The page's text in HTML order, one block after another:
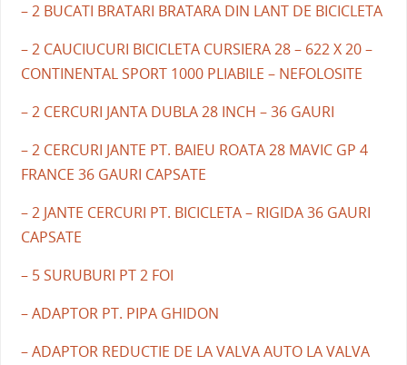
– 2 BUCATI BRATARI BRATARA DIN LANT DE BICICLETA
– 2 CAUCIUCURI BICICLETA CURSIERA 28 – 622 X 20 –
CONTINENTAL SPORT 1000 PLIABILE – NEFOLOSITE
– 2 CERCURI JANTA DUBLA 28 INCH – 36 GAURI
– 2 CERCURI JANTE PT. BAIEU ROATA 28 MAVIC GP 4
FRANCE 36 GAURI CAPSATE
– 2 JANTE CERCURI PT. BICICLETA – RIGIDA 36 GAURI
CAPSATE
– 5 SURUBURI PT 2 FOI
– ADAPTOR PT. PIPA GHIDON
– ADAPTOR REDUCTIE DE LA VALVA AUTO LA VALVA